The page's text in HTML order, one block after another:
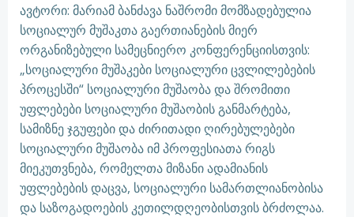
ავტორი: მარიამ ბანძავა ნაშრომი მომზადებულია
სოციალურ მუშაკთა გაერთიანების მიერ
ორგანიზებული სამეცნიერო კონფერენციისთვის:
„სოციალური მუშაკები სოციალური ცვლილებების
პროცესში“ სოციალური მუშაობა და შრომითი
უფლებები სოციალური მუშაობის განმარტება,
სამიზნე ჯგუფები და ძირითადი ღირებულებები
სოციალური მუშაობა იმ პროფესიათა რიგს
მიეკუთვნება, რომელთა მიზანი ადამიანის
უფლებების დაცვა, სოციალური სამართლიანობისა
და საზოგადოების კეთილდღეობისთვის ბრძოლაა.